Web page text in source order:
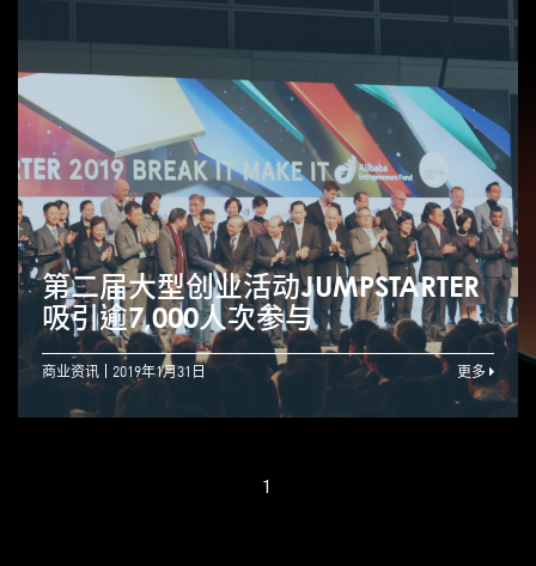
第二届大型创业活动JUMPSTARTER
吸引逾7,000人次参与
商业资讯 2019年1月31日 更多
1